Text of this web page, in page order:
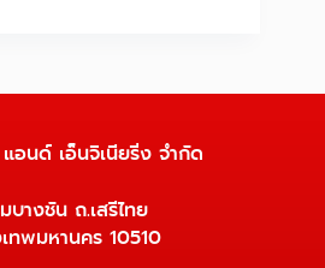
อนด์ เอ็นจิเนียริ่ง จำกัด
างชัน ถ.เสรีไทย
ทพมหานคร 10510